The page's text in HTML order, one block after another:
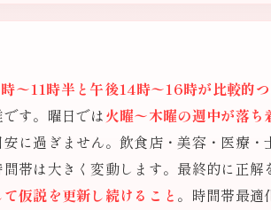
〜11時半と午後14時〜16時が比較的
す。曜日では火曜〜木曜の週中が落
に過ぎません。飲食店・美容・医療
帯は大きく変動します。最終的に正解
仮説を更新し続けること 。時間帯最適